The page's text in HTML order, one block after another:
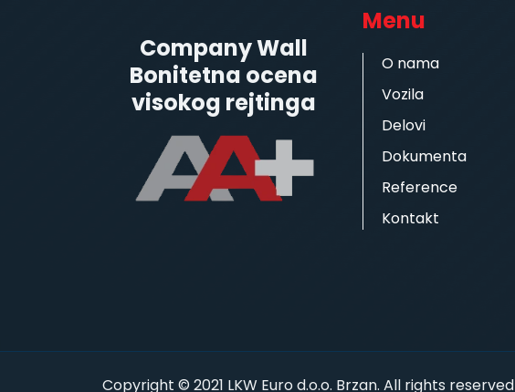
Company Wall
Bonitetna ocena
visokog rejtinga
Menu
O nama
Vozila
Delovi
Dokumenta
Reference
Kontakt
Copyright © 2021 LKW Euro d.o.o. Brzan. All rights reserved